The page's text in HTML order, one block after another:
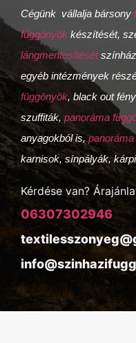
Cégünk vállalja bársony
függönyök készítését,
lángmentesítését
egyéb intézmények
függönyök, black out
szuffiták, panoráma
anyagokból is,
karnisok, sínpályák,
Kérdése van?
06307302946